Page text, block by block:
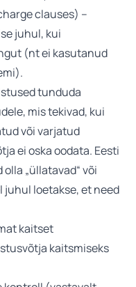
clauses) –
juhul, kui
(nt ei kasutanud
tunduda
mis tekivad, kui
või varjatud
ei oska oodata. Eesti
„üllatavad“ või
juhul loetakse, et need
kaitset
kaitsmiseks